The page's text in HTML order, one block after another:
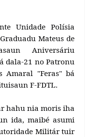
Unidade Polísia
Mateus de
Aniversáriu
dala-21 no Patronu
Amaral "Feras" bá
F-FDTL.
hahu nia moris iha
ida, maibé asumi
Militár tuir